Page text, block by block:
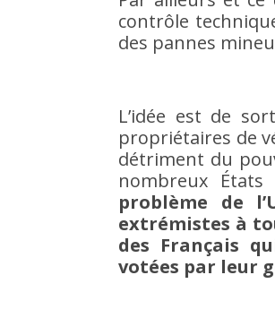
contrôle
des pannes
L’idée est de
propriétaires de
détriment du
nombreux
problème de
extrémistes à
des Français
votées par leur